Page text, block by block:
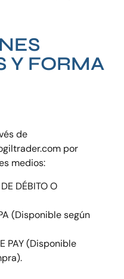
Y FORMA
de
por
medios:
DÉBITO O
(Disponible según
PAY (Disponible